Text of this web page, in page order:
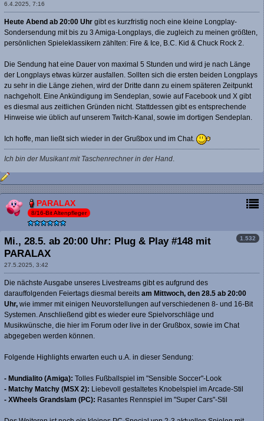
6.4.2025, 7:16
Heute Abend ab 20:00 Uhr gibt es kurzfristig noch eine kleine Longplay-
Sondersendung mit bis zu 3 Amiga-Longplays, die zugleich zu meinen größten,
persönlichen Spieleklassikern zählten: Fire & Ice, B.C. Kid & Chuck Rock 2.
Die Sendung hat eine Dauer von maximal 5 Stunden und wird je nach Länge
der Longplays etwas kürzer ausfallen. Sollten sich die ersten beiden Longplays
zu sehr in die Länge ziehen, wird der Dritte dann zu einem späteren Zeitpunkt
nachgeholt. Eine Ankündigung im Sendeplan, sowie auf Facebook und X gibt
es diesmal aus zeitlichen Gründen nicht. Stattdessen gibt es entsprechende
Hinweise wie üblich auf unserem Twitch-Kanal, sowie im dortigen Sendeplan.
Ich hoffe, man ließt sich wieder in der Grußbox und im Chat.
Ich bin der Musikant mit Taschenrechner in der Hand.
PARALAX
8/16-Bit Altenpfleger
1.532
Mi., 28.5. ab 20:00 Uhr: Plug & Play #148 mit
PARALAX
27.5.2025, 3:42
Die nächste Ausgabe unseres Livestreams gibt es aufgrund des
darauffolgenden Feiertags diesmal bereits am Mittwoch, den 28.5 ab 20:00
Uhr, wie immer mit einigen Neuvorstellungen auf verschiedenen 8- und 16-Bit
Systemen. Anschließend gibt es wieder eure Spielvorschläge und
Musikwünsche, die hier im Forum oder live in der Grußbox, sowie im Chat
abgegeben werden können.
Folgende Highlights erwarten euch u.A. in dieser Sendung:
- Mundialito (Amiga): Tolles Fußballspiel im "Sensible Soccer"-Look
- Matchy Matchy (MSX 2): Liebevoll gestaltetes Knobelspiel im Arcade-Stil
- XWheels Grandslam (PC): Rasantes Rennspiel im "Super Cars"-Stil